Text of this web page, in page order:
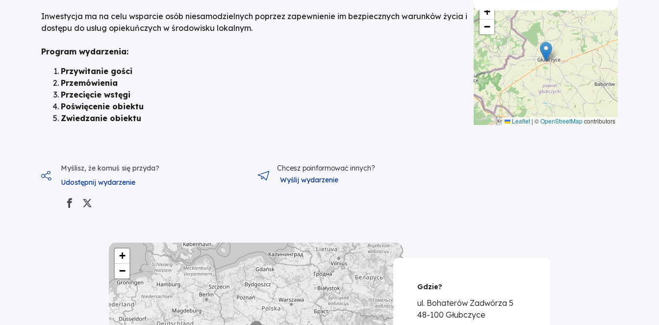
Inwestycja ma na celu wsparcie osób niesamodzielnych poprzez zapewnienie im bezpiecznych warunków życia i
dostępu do usług opiekuńczych w środowisku lokalnym.
Program wydarzenia:
Przywitanie gości
Przemówienia
Przecięcie wstęgi
Poświęcenie obiektu
Zwiedzanie obiektu
Myślisz, że komuś się przyda?
Udostępnij wydarzenie
Chcesz poinformować innych?
Wyślij wydarzenie
+
−
Leaflet | ©OpenStreetMapcontributors
+
−
Gdzie?
ul. Bohaterów Zadwórza 5
48-100 Głubczyce